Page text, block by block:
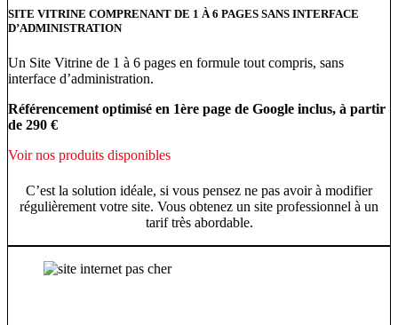
SITE VITRINE COMPRENANT DE 1 À 6 PAGES SANS INTERFACE
D’ADMINISTRATION
Un Site Vitrine de 1 à 6 pages en formule tout compris, sans
interface d’administration.
Référencement optimisé en 1ère page de Google inclus, à partir
de 290 €
Voir nos produits disponibles
C’est la solution idéale, si vous pensez ne pas avoir à modifier
régulièrement votre site. Vous obtenez un site professionnel à un
tarif très abordable.